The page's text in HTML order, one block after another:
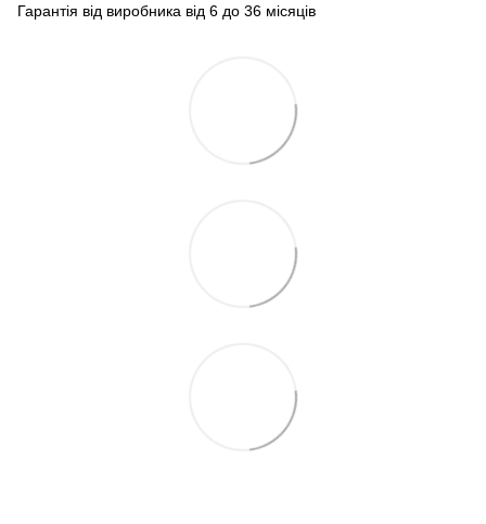
Гарантія від виробника від 6 до 36 місяців